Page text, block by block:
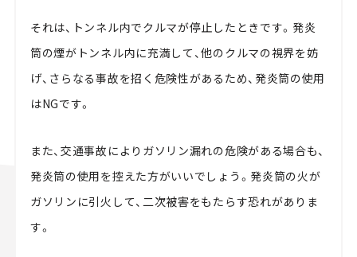
それは、トンネル内でクルマが停止したときです。発炎
筒の煙がトンネル内に充満して、他のクルマの視界を妨
げ、さらなる事故を招く危険性があるため、発炎筒の使用
はNGです。
また、交通事故によりガソリン漏れの危険がある場合も、
発炎筒の使用を控えた方がいいでしょう。発炎筒の火が
ガソリンに引火して、二次被害をもたらす恐れがありま
す。